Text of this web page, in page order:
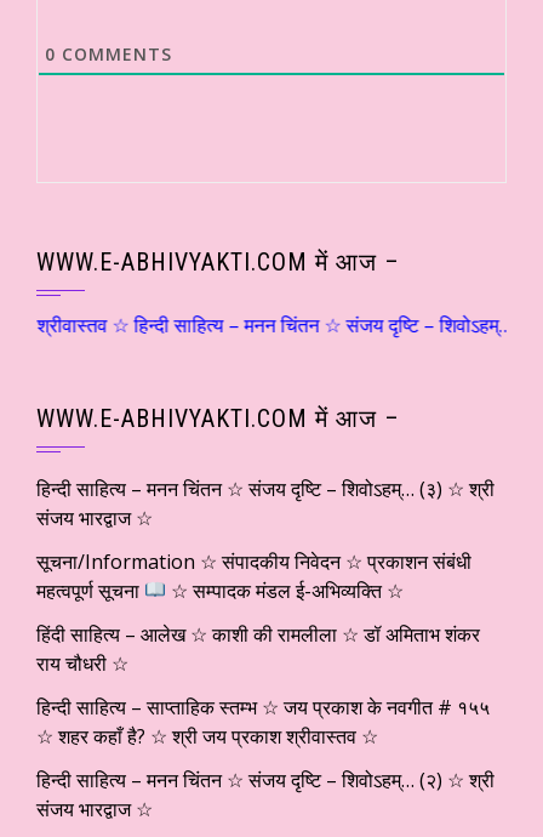
0 COMMENTS
WWW.E-ABHIVYAKTI.COM में आज –
☆ हिन्दी साहित्य – मनन चिंतन ☆ संजय दृष्टि – शिवोऽहम्…
WWW.E-ABHIVYAKTI.COM में आज –
हिन्दी साहित्य – मनन चिंतन ☆ संजय दृष्टि – शिवोऽहम्… (३) ☆ श्री
संजय भारद्वाज ☆
सूचना/Information ☆ संपादकीय निवेदन ☆ प्रकाशन संबंधी
महत्वपूर्ण सूचना
☆ सम्पादक मंडल ई-अभिव्यक्ति ☆
हिंदी साहित्य – आलेख ☆ काशी की रामलीला ☆ डॉ अमिताभ शंकर
राय चौधरी ☆
हिन्दी साहित्य – साप्ताहिक स्तम्भ ☆ जय प्रकाश के नवगीत # १५५
☆ शहर कहाँ है? ☆ श्री जय प्रकाश श्रीवास्तव ☆
हिन्दी साहित्य – मनन चिंतन ☆ संजय दृष्टि – शिवोऽहम्… (२) ☆ श्री
संजय भारद्वाज ☆